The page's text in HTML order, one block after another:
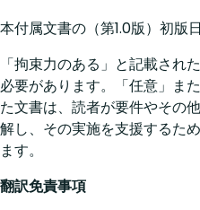
本付属文書の（第1.0版）初版
「拘束力のある」と記載され
必要があります。「任意」ま
た文書は、読者が要件やその
解し、その実施を支援するた
ます。
翻訳免責事項